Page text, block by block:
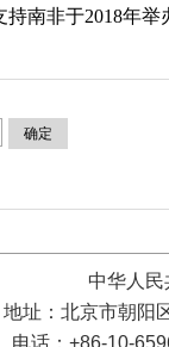
南非于2018年举
确定
中华人
地址：北京市朝阳
电话：+86-10-